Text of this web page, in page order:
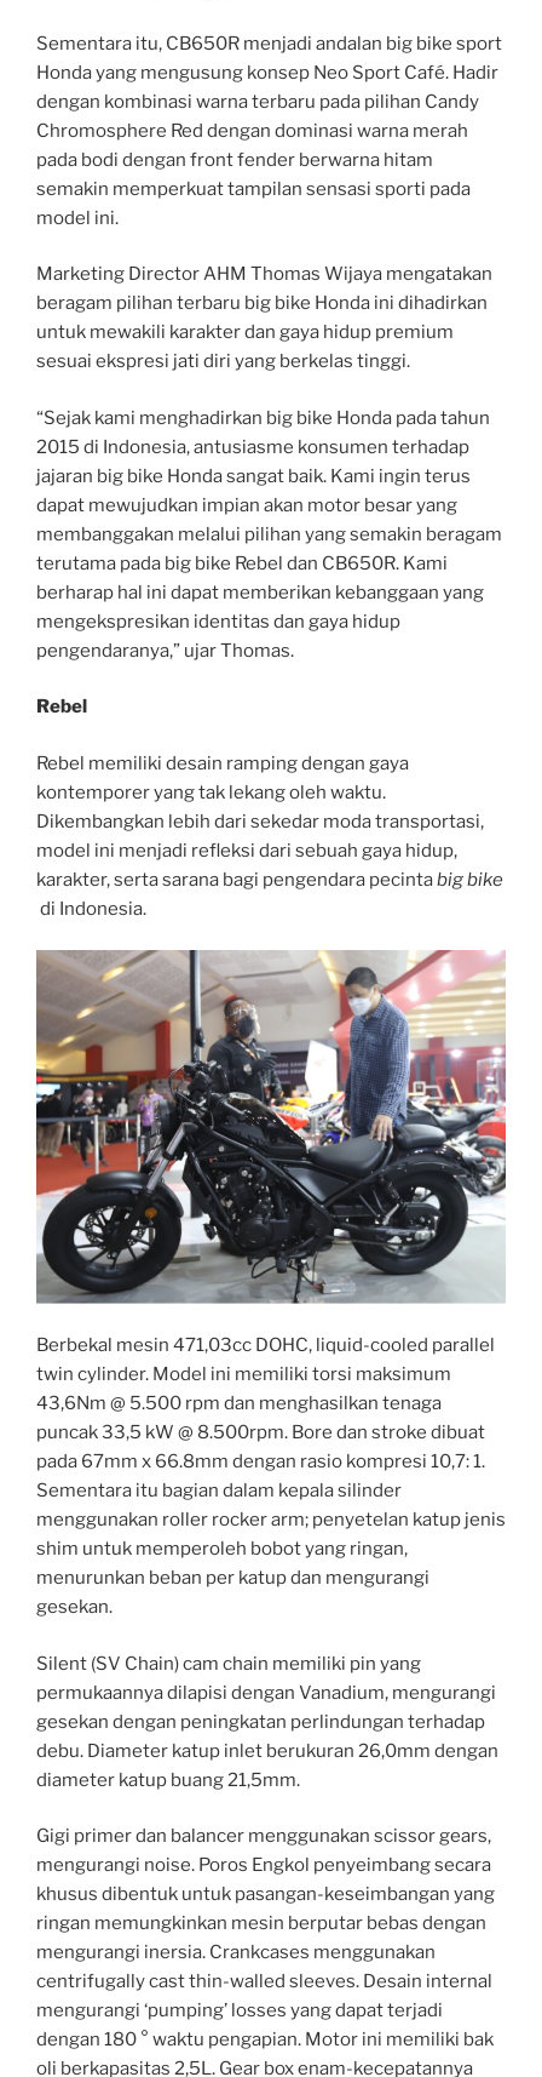
Sementara itu, CB650R menjadi andalan big bike sport
Honda yang mengusung konsep Neo Sport Café. Hadir
dengan kombinasi warna terbaru pada pilihan Candy
Chromosphere Red dengan dominasi warna merah
pada bodi dengan front fender berwarna hitam
semakin memperkuat tampilan sensasi sporti pada
model ini.
Marketing Director AHM Thomas Wijaya mengatakan
beragam pilihan terbaru big bike Honda ini dihadirkan
untuk mewakili karakter dan gaya hidup premium
sesuai ekspresi jati diri yang berkelas tinggi.
“Sejak kami menghadirkan big bike Honda pada tahun
2015 di Indonesia, antusiasme konsumen terhadap
jajaran big bike Honda sangat baik. Kami ingin terus
dapat mewujudkan impian akan motor besar yang
membanggakan melalui pilihan yang semakin beragam
terutama pada big bike Rebel dan CB650R. Kami
berharap hal ini dapat memberikan kebanggaan yang
mengekspresikan identitas dan gaya hidup
pengendaranya,” ujar Thomas.
Rebel
Rebel memiliki desain ramping dengan gaya
kontemporer yang tak lekang oleh waktu.
Dikembangkan lebih dari sekedar moda transportasi,
model ini menjadi refleksi dari sebuah gaya hidup,
karakter, serta sarana bagi pengendara pecintabig bike
di Indonesia.
Berbekal mesin 471,03cc DOHC, liquid-cooled parallel
twin cylinder. Model ini memiliki torsi maksimum
43,6Nm @ 5.500 rpm dan menghasilkan tenaga
puncak 33,5 kW @ 8.500rpm. Bore dan stroke dibuat
pada 67mm x 66.8mm dengan rasio kompresi 10,7: 1.
Sementara itu bagian dalam kepala silinder
menggunakan roller rocker arm; penyetelan katup jenis
shim untuk memperoleh bobot yang ringan,
menurunkan beban per katup dan mengurangi
gesekan.
Silent (SV Chain) cam chain memiliki pin yang
permukaannya dilapisi dengan Vanadium, mengurangi
gesekan dengan peningkatan perlindungan terhadap
debu. Diameter katup inlet berukuran 26,0mm dengan
diameter katup buang 21,5mm.
Gigi primer dan balancer menggunakan scissor gears,
mengurangi noise. Poros Engkol penyeimbang secara
khusus dibentuk untuk pasangan-keseimbangan yang
ringan memungkinkan mesin berputar bebas dengan
mengurangi inersia. Crankcases menggunakan
centrifugally cast thin-walled sleeves. Desain internal
mengurangi ‘pumping’ losses yang dapat terjadi
dengan 180 ° waktu pengapian. Motor ini memiliki bak
oli berkapasitas 2,5L. Gear box enam-kecepatannya